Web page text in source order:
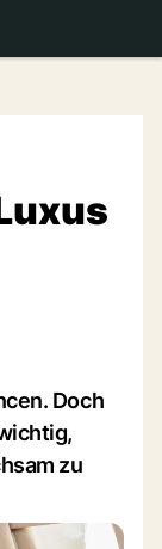
Doch
zu